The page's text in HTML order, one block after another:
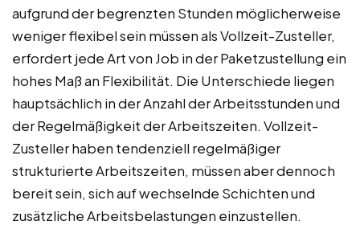
aufgrund der begrenzten Stunden möglicherweise
weniger flexibel sein müssen als Vollzeit-Zusteller,
erfordert jede Art von Job in der Paketzustellung ein
hohes Maß an Flexibilität. Die Unterschiede liegen
hauptsächlich in der Anzahl der Arbeitsstunden und
der Regelmäßigkeit der Arbeitszeiten. Vollzeit-
Zusteller haben tendenziell regelmäßiger
strukturierte Arbeitszeiten, müssen aber dennoch
bereit sein, sich auf wechselnde Schichten und
zusätzliche Arbeitsbelastungen einzustellen.